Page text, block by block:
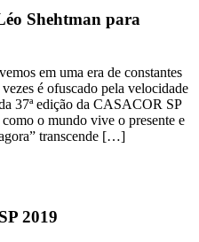
Shehtman para
em uma era de constantes
é ofuscado pela velocidade
37ª edição da CASACOR SP
o mundo vive o presente e
transcende […]
2019